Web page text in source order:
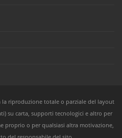
la riproduzione totale o parziale del layout
su carta, supporti tecnologici e altro per
proprio o per qualsiasi altra motivazione,